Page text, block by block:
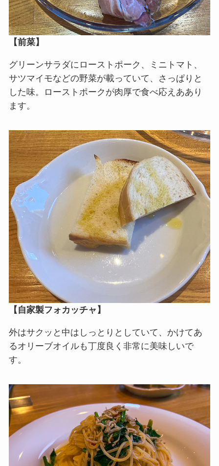
【前菜】
グリーンサラダにローストポーク、ミニトマト、
サツマイモなどの野菜が載っていて、さっぱりと
した味。ローストポークが肉厚で食べ応えああり
ます。
【自家製フォカッチャ】
外はサクッと中はしっとりとしていて、かけてあ
るオリーブオイルも丁度良く非常に美味しいで
す。